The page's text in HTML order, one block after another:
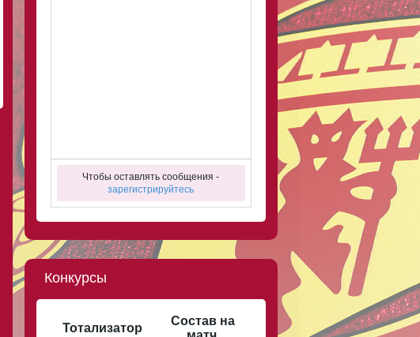
Чтобы оставлять сообщения -
зарегистрируйтесь
Конкурсы
Тотализатор
Состав на